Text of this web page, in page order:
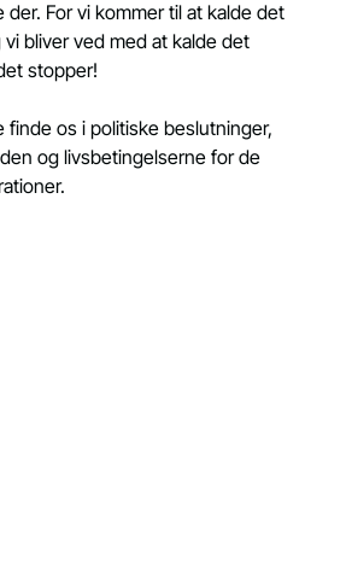
der. For vi kommer til at kalde det
bliver ved med at kalde det
stopper!
finde os i politiske beslutninger,
og livsbetingelserne for de